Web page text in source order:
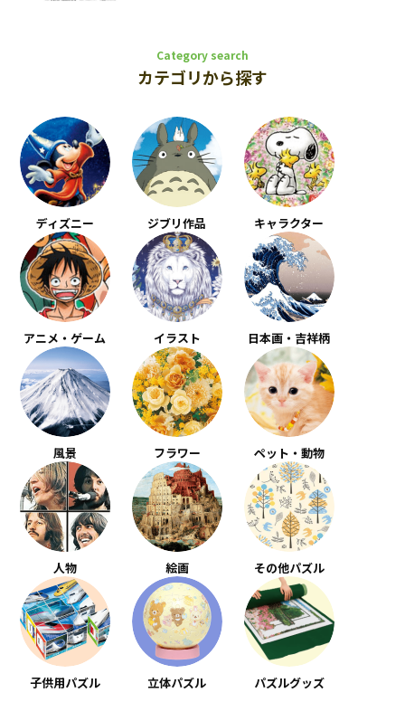
Category search
カテゴリから探す
ディズニー ジブリ作品 キャラクター
アニメ・ゲーム イラスト 日本画・吉祥柄
風景 フラワー ペット・動物
人物 絵画 その他パズル
子供用パズル 立体パズル パズルグッズ